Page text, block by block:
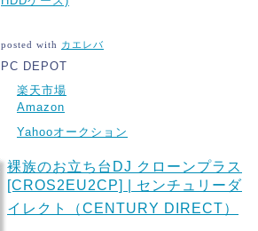
posted with カエレバ
PC DEPOT
楽天市場
Amazon
Yahooオークション
裸族のお立ち台DJ クローンプラス
[CROS2EU2CP] | センチュリーダ
イレクト（CENTURY DIRECT）